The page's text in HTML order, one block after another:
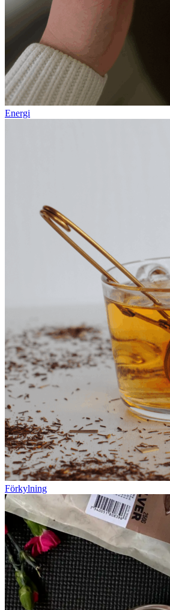
Energi
Förkylning